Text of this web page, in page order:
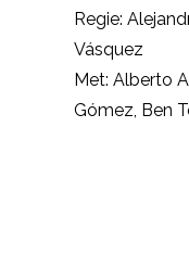
Regie:
Vásquez
Met: Alberto
Gómez, Ben